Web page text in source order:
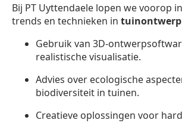
Bij PT Uyttendaele lopen we voorop
trends en technieken in tuinontwerp
Gebruik van 3D-
realistische visualisatie.
Advies over ecologische
biodiversiteit in tuinen.
Creatieve oplossingen voor